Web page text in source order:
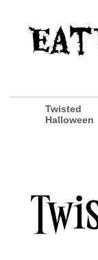
Twisted
Halloween